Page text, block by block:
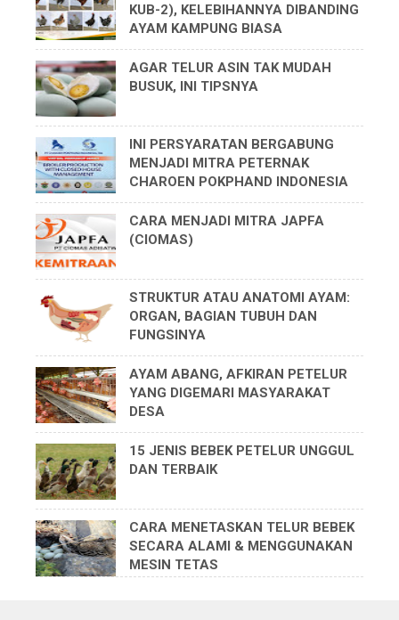
KUB-2), KELEBIHANNYA DIBANDING
AYAM KAMPUNG BIASA
AGAR TELUR ASIN TAK MUDAH
BUSUK, INI TIPSNYA
INI PERSYARATAN BERGABUNG
MENJADI MITRA PETERNAK
CHAROEN POKPHAND INDONESIA
CARA MENJADI MITRA JAPFA
(CIOMAS)
STRUKTUR ATAU ANATOMI AYAM:
ORGAN, BAGIAN TUBUH DAN
FUNGSINYA
AYAM ABANG, AFKIRAN PETELUR
YANG DIGEMARI MASYARAKAT
DESA
15 JENIS BEBEK PETELUR UNGGUL
DAN TERBAIK
CARA MENETASKAN TELUR BEBEK
SECARA ALAMI & MENGGUNAKAN
MESIN TETAS